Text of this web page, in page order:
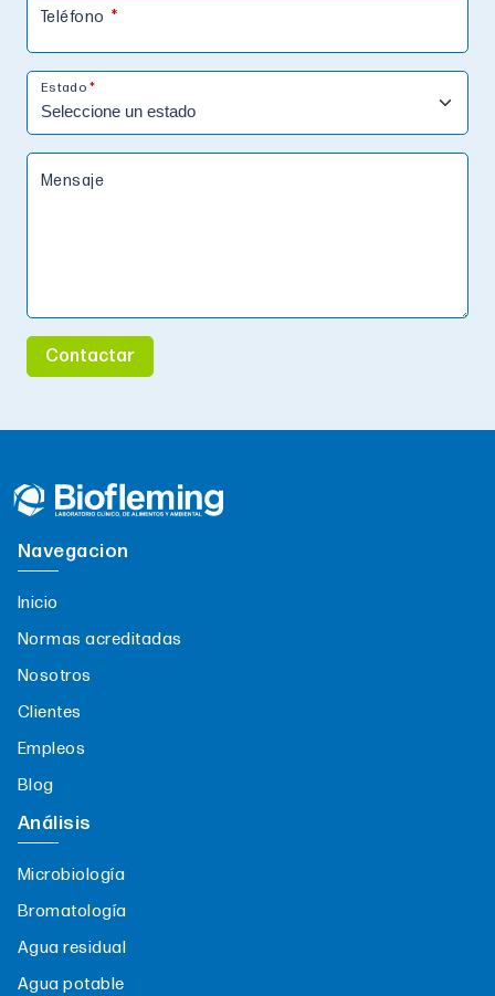
Teléfono
Estado
Mensaje
Contactar
Navegacion
Inicio
Normas acreditadas
Nosotros
Clientes
Empleos
Blog
Análisis
Microbiología
Bromatología
Agua residual
Agua potable